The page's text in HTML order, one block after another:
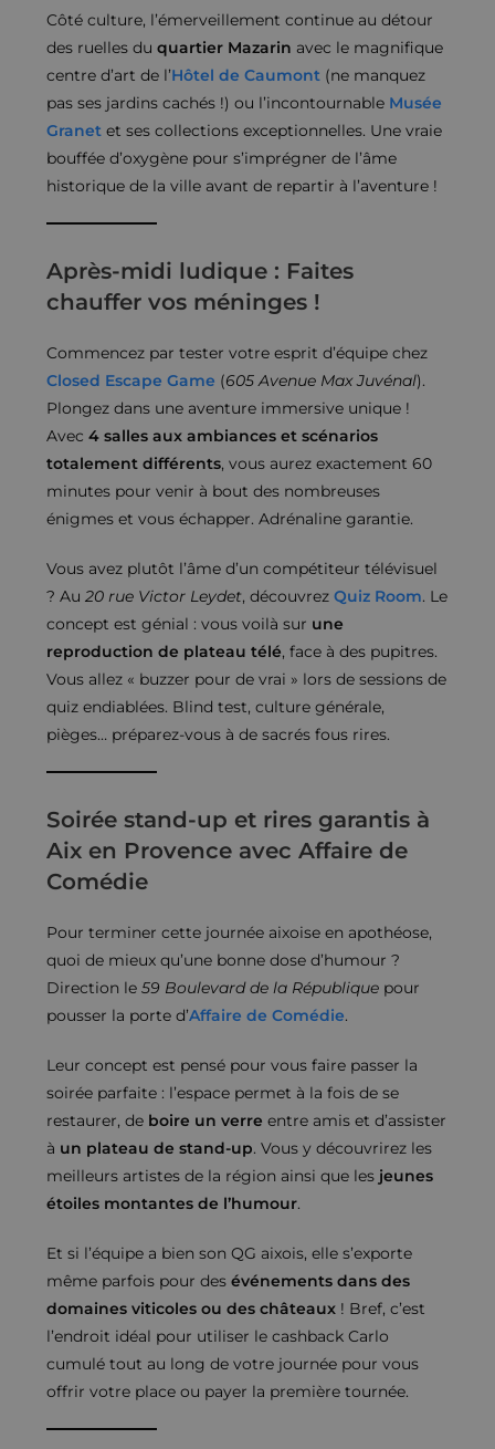
Côté culture, l’émerveillement continue au détour
des ruelles duquartier Mazarin avec le magnifique
centre d’art de l’Hôtel de Caumont (ne manquez
pas ses jardins cachés !) ou l’incontournable Musée
Granet et ses collections exceptionnelles. Une vraie
bouffée d’oxygène pour s’imprégner de l’âme
historique de la ville avant de repartir à l’aventure !
Après-midi ludique : Faites
chauffer vos méninges !
Commencez par tester votre esprit d’équipe chez
Closed Escape Game (605 Avenue Max Juvénal).
Plongez dans une aventure immersive unique !
Avec4 salles aux ambiances et scénarios
totalement différents, vous aurez exactement 60
minutes pour venir à bout des nombreuses
énigmes et vous échapper. Adrénaline garantie.
Vous avez plutôt l’âme d’un compétiteur télévisuel
? Au20 rue Victor Leydet, découvrezQuiz Room. Le
concept est génial : vous voilà sur une
reproduction de plateau télé, face à des pupitres.
Vous allez « buzzer pour de vrai » lors de sessions de
quiz endiablées. Blind test, culture générale,
pièges… préparez-vous à de sacrés fous rires.
Soirée stand-up et rires garantis à
Aix en Provence avec Affaire de
Comédie
Pour terminer cette journée aixoise en apothéose,
quoi de mieux qu’une bonne dose d’humour ?
Direction le59 Boulevard de la République pour
pousser la porte d’Affaire de Comédie.
Leur concept est pensé pour vous faire passer la
soirée parfaite : l’espace permet à la fois de se
restaurer, de boire un verre entre amis et d’assister
à un plateau de stand-up. Vous y découvrirez les
meilleurs artistes de la région ainsi que les jeunes
étoiles montantes de l’humour.
Et si l’équipe a bien son QG aixois, elle s’exporte
même parfois pour desévénements dans des
domaines viticoles ou des châteaux ! Bref, c’est
l’endroit idéal pour utiliser le cashback Carlo
cumulé tout au long de votre journée pour vous
offrir votre place ou payer la première tournée.